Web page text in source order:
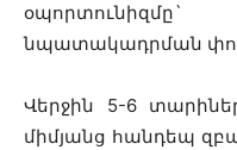
նպատակադրման
Վերջին 5-6
միմյանց հանդեպ